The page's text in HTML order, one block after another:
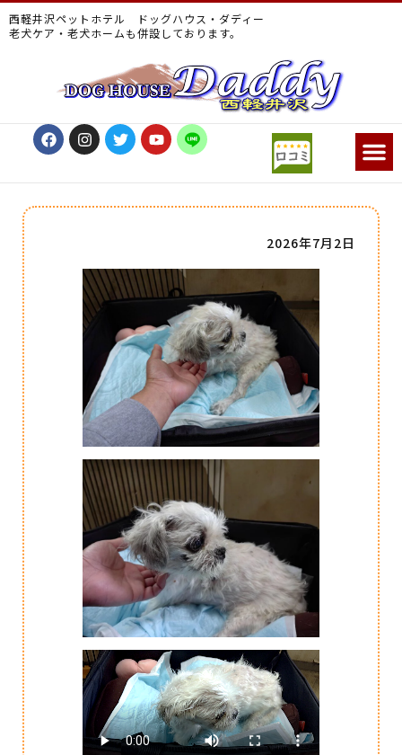
西軽井沢ペットホテル ドッグハウス・ダディー
老犬ケア・老犬ホームも併設しております。
2026年7月2日